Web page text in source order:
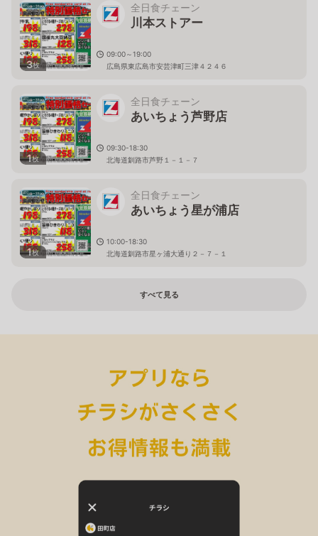
3枚
全日食チェーン
川本ストアー
09:00～19:00
広島県東広島市安芸津町三津４２４６
1枚
全日食チェーン
あいちょう芦野店
09:30-18:30
北海道釧路市芦野１－１－７
1枚
全日食チェーン
あいちょう星が浦店
10:00-18:30
北海道釧路市星ヶ浦大通り２－７－１
すべて見る